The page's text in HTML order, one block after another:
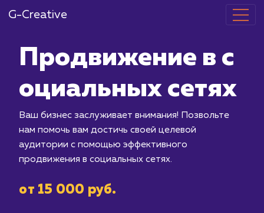
G-Creative
оциальных
Ваш бизнес заслуживает внимания!
нам помочь вам достичь своей
аудитории с помощью эффективного